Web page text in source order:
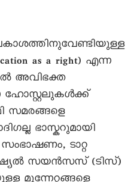
as a right) എന്ന
അവിഭക്ത
ഹോസ്റ്റലുകള്‍ക്ക്
സമരങ്ങളെ
ഭാസ്കറുമായി
ടാറ്റ
സയന്‍സസ് (ടിസ്)